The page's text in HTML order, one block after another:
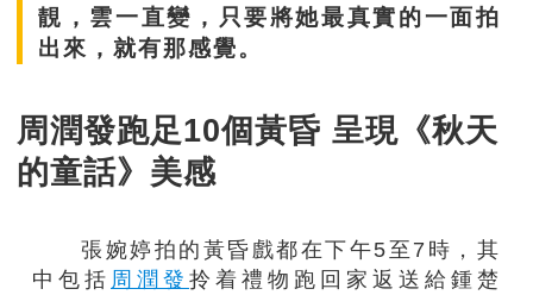
靚，雲一直變，只要將她最真實的一面拍
出來，就有那感覺。
周潤發跑足10個黃昏 呈現《秋天
的童話》美感
張婉婷拍的黃昏戲都在下午5至7時，其
中包括 周潤發拎着禮物跑回家返送給鍾楚